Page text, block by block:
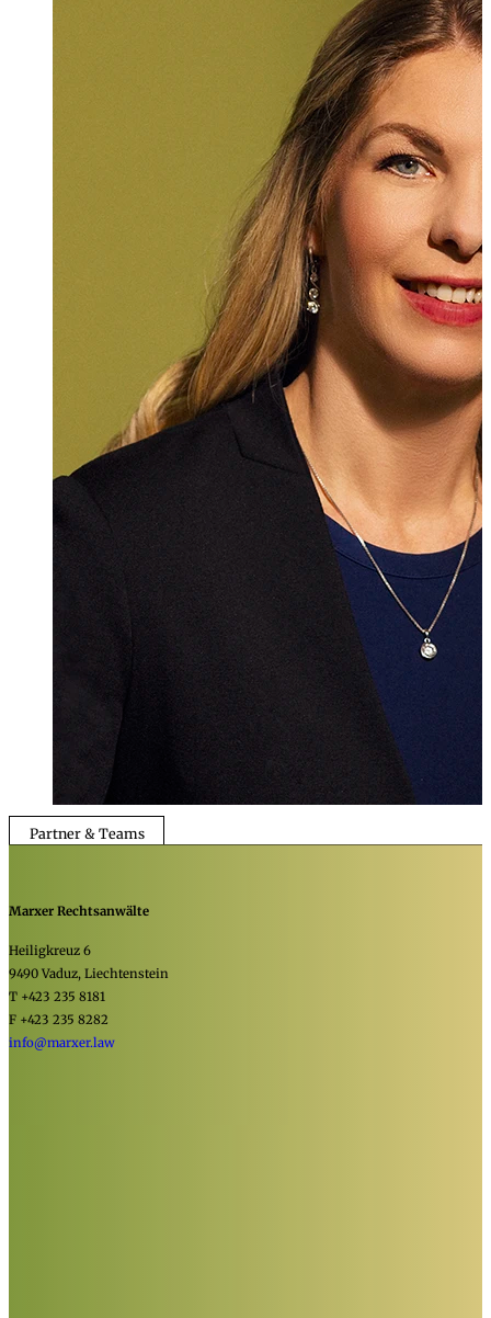
Partner & Teams
Marxer Rechtsanwälte
Heiligkreuz 6
9490 Vaduz, Liechtenstein
T +423 235 8181
F +423 235 8282
info@marxer.law